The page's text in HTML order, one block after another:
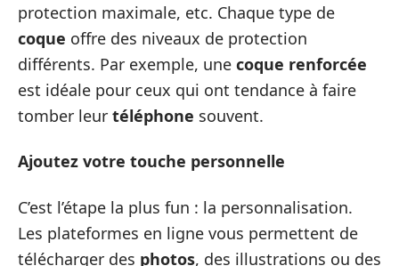
protection maximale, etc. Chaque type de
coque offre des niveaux de protection
différents. Par exemple, une coque renforcée
est idéale pour ceux qui ont tendance à faire
tomber leur téléphone souvent.
Ajoutez votre touche personnelle
C’est l’étape la plus fun : la personnalisation.
Les plateformes en ligne vous permettent de
télécharger des photos, des illustrations ou des